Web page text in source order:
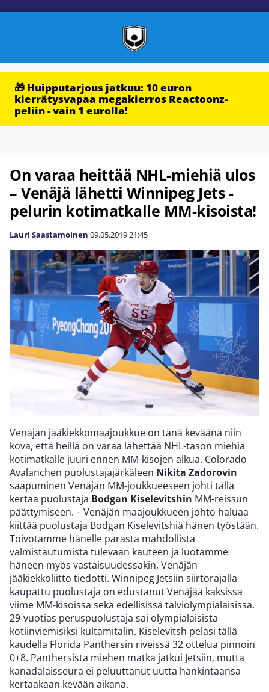
🎁 Huipputarjous jatkuu: 10 euron
kierrätysvapaa megakierros Reactoonz-
peliin - vain 1 eurolla!
On varaa heittää NHL-miehiä ulos
– Venäjä lähetti Winnipeg Jets -
pelurin kotimatkalle MM-kisoista!
Lauri Saastamoinen 09.05.201921:45
Venäjän jääkiekkomaajoukkue on tänä keväänä niin
kova, että heillä on varaa lähettää NHL-tason miehiä
kotimatkalle juuri ennen MM-kisojen alkua. Colorado
Avalanchen puolustajajärkäleen Nikita Zadorovin
saapuminen Venäjän MM-joukkueeseen johti tällä
kertaa puolustaja Bodgan Kiselevitshin MM-reissun
päättymiseen. – Venäjän maajoukkueen johto haluaa
kiittää puolustaja Bodgan Kiselevitshiä hänen työstään.
Toivotamme hänelle parasta mahdollista
valmistautumista tulevaan kauteen ja luotamme
häneen myös vastaisuudessakin, Venäjän
jääkiekkoliitto tiedotti. Winnipeg Jetsiin siirtorajalla
kaupattu puolustaja on edustanut Venäjää kaksissa
viime MM-kisoissa sekä edellisissä talviolympialaisissa.
29-vuotias peruspuolustaja sai olympialaisista
kotiinviemisiksi kultamitalin. Kiselevitsh pelasi tällä
kaudella Florida Panthersin riveissä 32 ottelua pinnoin
0+8. Panthersista miehen matka jatkui Jetsiin, mutta
kanadalaisseura ei peluuttanut uutta hankintaansa
kertaakaan kevään aikana.